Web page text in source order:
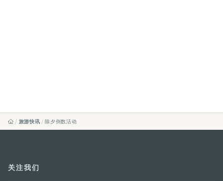
旅游快讯 除夕倒数活动
关注我们